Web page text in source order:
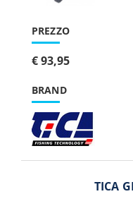
PREZZO
€ 93,95
BRAND
TICA